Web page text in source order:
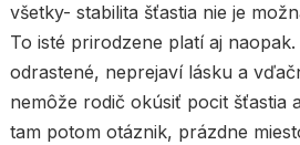
všetky- stabilita šťastia nie je
To isté prirodzene platí aj
odrastené, neprejaví lásku a
nemôže rodič okúsiť pocit šťastia
tam potom otáznik, prázdne